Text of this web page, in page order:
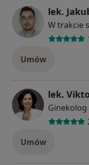
lek.
Umów
lek.
Ginekolog
Umów